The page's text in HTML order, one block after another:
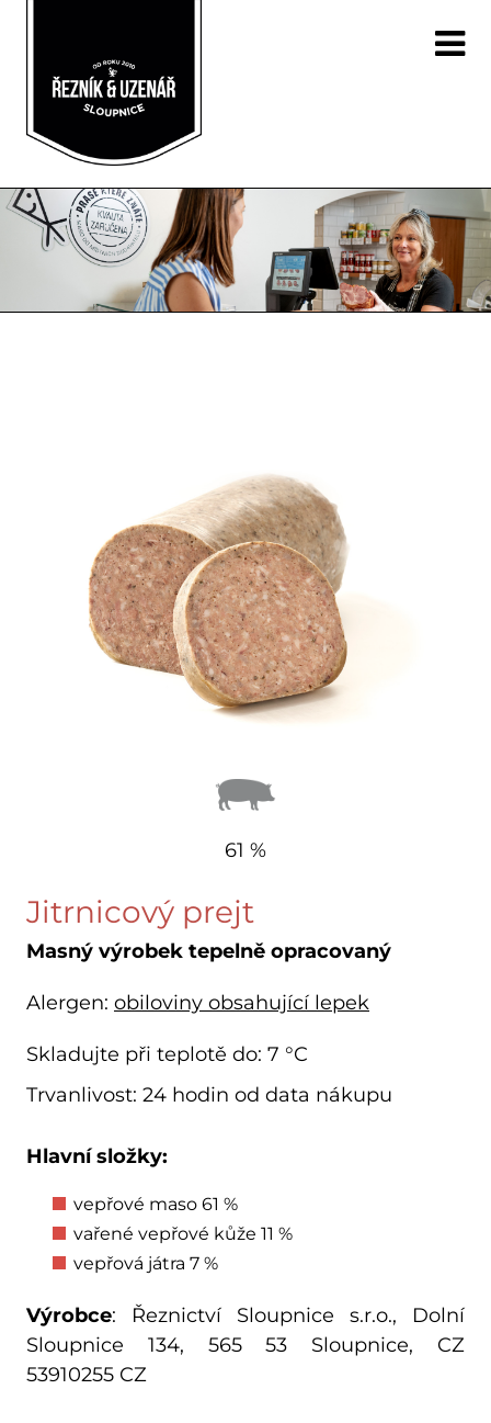
61 %
Jitrnicový prejt
Masný výrobek tepelně opracovaný
Alergen: obiloviny obsahující lepek
Skladujte při teplotě do: 7 °C
Trvanlivost: 24 hodin od data nákupu
Hlavní složky:
vepřové maso 61 %
vařené vepřové kůže 11 %
vepřová játra 7 %
Výrobce: Řeznictví Sloupnice s.r.o., Dolní
Sloupnice 134, 565 53 Sloupnice, CZ
53910255 CZ